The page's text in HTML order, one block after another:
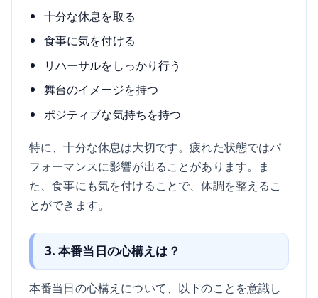
十分な休息を取る
食事に気を付ける
リハーサルをしっかり行う
舞台のイメージを持つ
ポジティブな気持ちを持つ
特に、十分な休息は大切です。疲れた状態ではパ
フォーマンスに影響が出ることがあります。ま
た、食事にも気を付けることで、体調を整えるこ
とができます。
3. 本番当日の心構えは？
本番当日の心構えについて、以下のことを意識し